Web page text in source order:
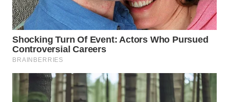
PAKPAK
WN
KARAWANG
BEKASI